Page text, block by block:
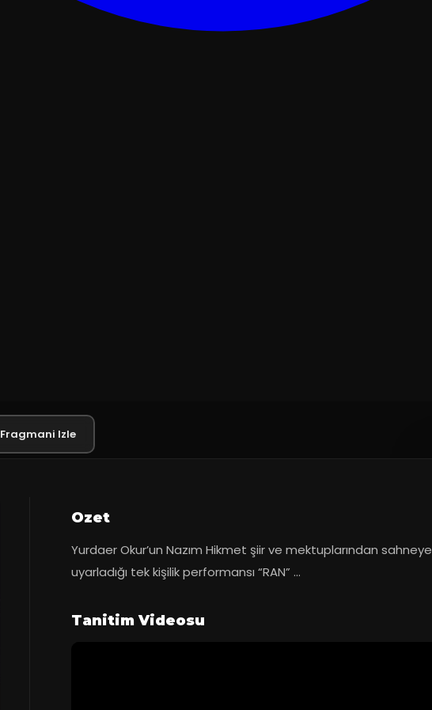
Fragmani Izle
Ozet
Yurdaer Okur’un Nazım Hikmet şiir ve mektuplarından sahneye
uyarladığı tek kişilik performansı “RAN” ...
Tanitim Videosu